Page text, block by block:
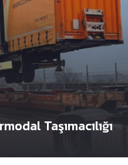
Taşımacılığı